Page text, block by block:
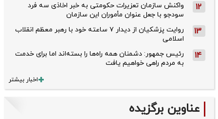
12
واکنش سازمان تعزیرات حکومتی به خبر اخاذی سه فرد
سودجو با جعل عنوان مأموران این سازمان
13
روایت پزشکیان از دیدار ۷ ساعته خود با رهبر معظم انقلاب
اسلامی
14
رئیس جمهور: دشمنان همه راه‌ها را بسته‌اند اما برای خدمت
به مردم راهی خواهیم یافت
اخبار بیشتر
عناوین برگزیده